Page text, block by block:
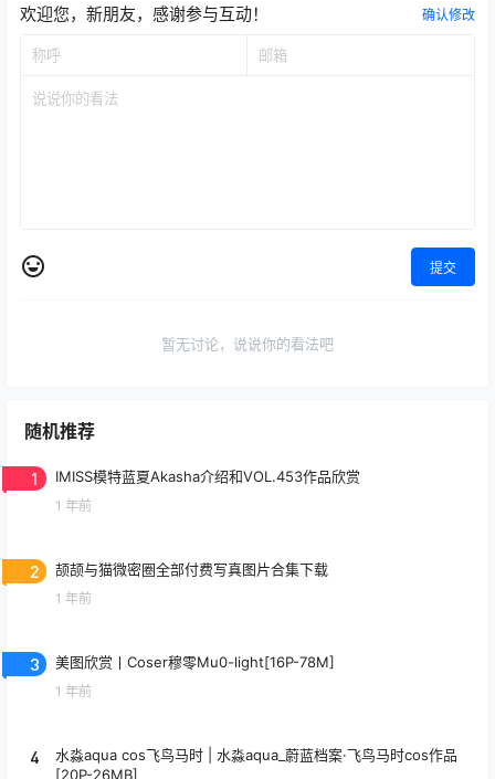
欢迎您，新朋友，感谢参与互动！ 确认修改
提交
暂无讨论，说说你的看法吧
随机推荐
1 IMISS模特蓝夏Akasha介绍和VOL.453作品欣赏
1 年前
2 颉颉与猫微密圈全部付费写真图片合集下载
1 年前
3 美图欣赏丨Coser穆零Mu0-light[16P-78M]
1 年前
4
水淼aqua cos飞鸟马时 | 水淼aqua_蔚蓝档案·飞鸟马时cos作品
[20P-26MB]